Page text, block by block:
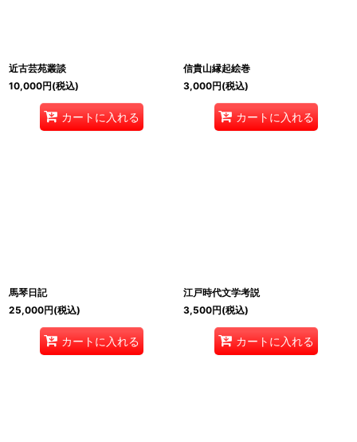
近古芸苑叢談
10,000円(税込)
カートに入れる
信貴山縁起絵巻
3,000円(税込)
カートに入れる
馬琴日記
25,000円(税込)
カートに入れる
江戸時代文学考説
3,500円(税込)
カートに入れる